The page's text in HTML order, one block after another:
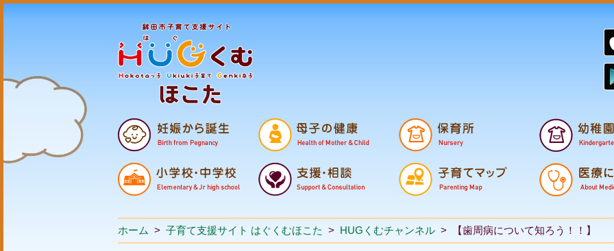
鉾田市子育て支
妊娠から誕生
小学校・中学校
ホーム > 子育て支援サイト はぐくむほこた > HUGくむチャンネル > 【歯周病について知ろう！！】